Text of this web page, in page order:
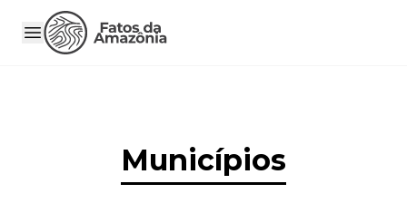
Municípios